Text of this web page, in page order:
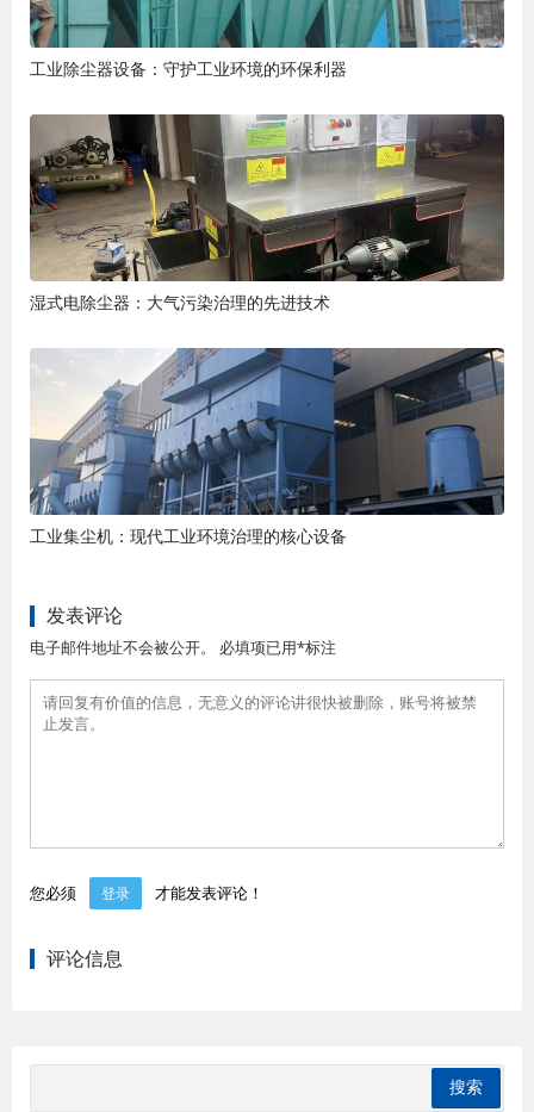
工业除尘器设备：守护工业环境的环保利器
湿式电除尘器：大气污染治理的先进技术
工业集尘机：现代工业环境治理的核心设备
发表评论
电子邮件地址不会被公开。 必填项已用*标注
您必须 登录 才能发表评论！
评论信息